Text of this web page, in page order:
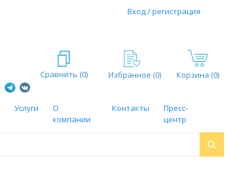
Вход / регистрация
Сравнить (0) Избранное (0) Корзина (0)
Услуги
О
компании
Контакты
Пресс-
центр